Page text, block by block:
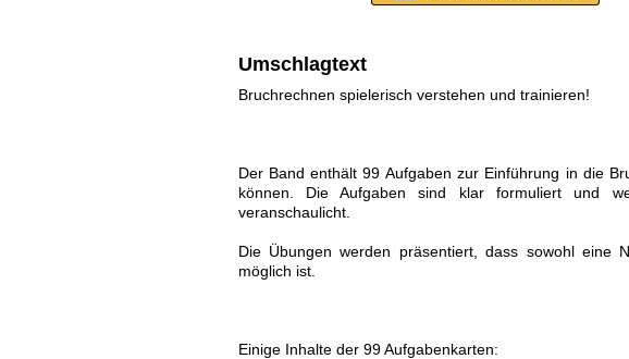
Umschlagtext
Bruchrechnen spielerisch verstehen und trainieren!
Der Band enthält 99 Aufgaben zur Einführung in die
können. Die Aufgaben sind klar formuliert und
veranschaulicht.
Die Übungen werden präsentiert, dass sowohl eine
möglich ist.
Einige Inhalte der 99 Aufgabenkarten: